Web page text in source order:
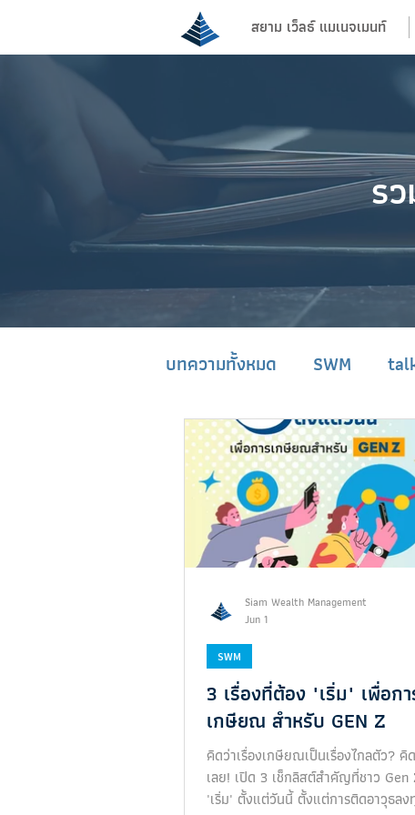
สยาม เว็ลธ์ แมเนจเมนท์
ร
บทความทั้งหมด SWM
enouGh
3 เรื่องที่ต้อง "เริ่ม" เพื่อก
เกษียณ สำหรับ GEN Z
คิดว่าเรื่องเกษียณเป็นเรื่องไกลตัว? คิ
เลย! เปิด 3 เช็กลิสต์สำคัญที่ชาว Gen
'เริ่ม' ตั้งแต่วันนี้ ตั้งแต่การติดอาวุธลง
SWM
Siam Wealth Management
Jun 1